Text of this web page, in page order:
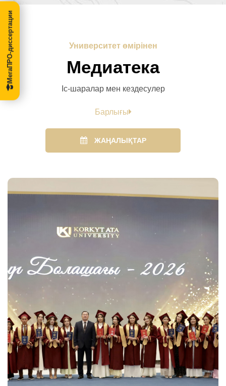
Университет өмірінен
Медиатека
Іс-шаралар мен кездесулер
Барлығы
ЖАҢАЛЫҚТАР
МегаПРО-диссертации